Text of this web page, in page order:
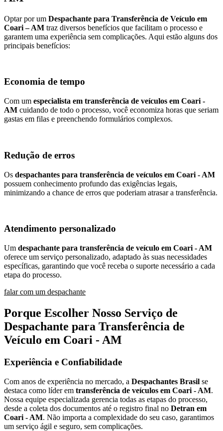
Optar por um Despachante para Transferência de Veículo em
Coari – AM traz diversos benefícios que facilitam o processo e
garantem uma experiência sem complicações. Aqui estão alguns dos
principais benefícios:
Economia de tempo
Com um especialista em transferência de veículos em Coari -
AM cuidando de todo o processo, você economiza horas que seriam
gastas em filas e preenchendo formulários complexos.
Redução de erros
Os despachantes para transferência de veículos em Coari - AM
possuem conhecimento profundo das exigências legais,
minimizando a chance de erros que poderiam atrasar a transferência.
Atendimento personalizado
Um despachante para transferência de veículo em Coari - AM
oferece um serviço personalizado, adaptado às suas necessidades
específicas, garantindo que você receba o suporte necessário a cada
etapa do processo.
falar com um despachante
Porque Escolher Nosso Serviço de
Despachante para Transferência de
Veículo em Coari - AM
Experiência e Confiabilidade
Com anos de experiência no mercado, a Despachantes Brasil se
destaca como líder em transferência de veículos em Coari - AM.
Nossa equipe especializada gerencia todas as etapas do processo,
desde a coleta dos documentos até o registro final no Detran em
Coari - AM. Não importa a complexidade do seu caso, garantimos
um serviço ágil e seguro, sem complicações.